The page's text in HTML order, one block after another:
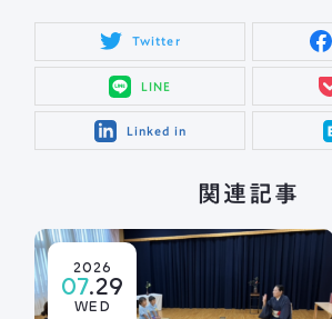
Twitter
LINE
Linked in
関連記事
2026
07.29
WED